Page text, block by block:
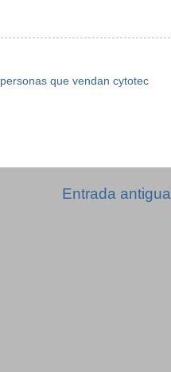
personas que vendan cytotec
Entrada antigua